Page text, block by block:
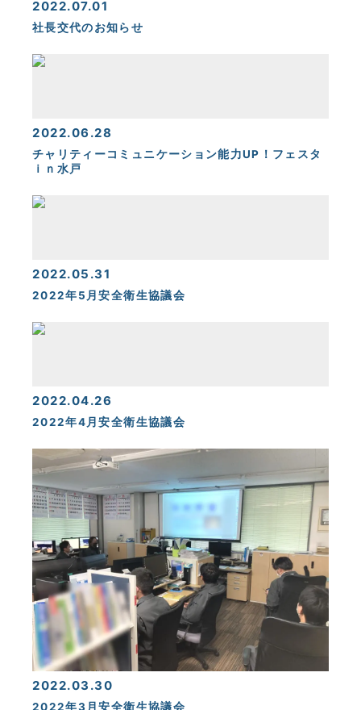
2022.07.01
社長交代のお知らせ
2022.06.28
チャリティーコミュニケーション能力UP！フェスタ
ｉｎ水戸
2022.05.31
2022年5月安全衛生協議会
2022.04.26
2022年4月安全衛生協議会
2022.03.30
2022年3月安全衛生協議会